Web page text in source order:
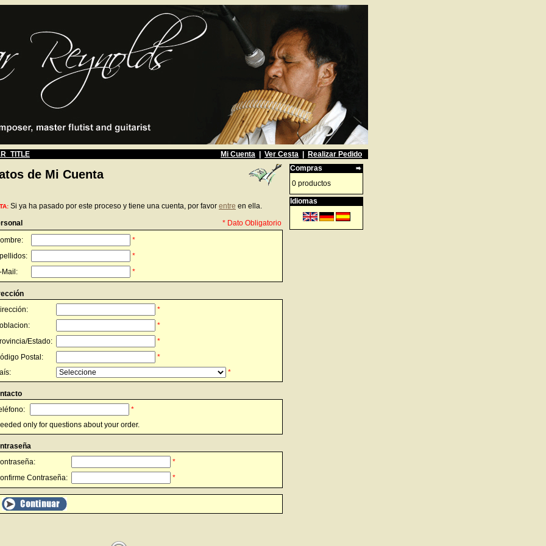
Mi Cuenta Ver Cesta
Realizar Pedido
de Mi Cuenta
Si ya ha pasado por este proceso y tiene una cuenta, por favor entre en ella.
* Dato Obligatorio
*
*
Mail:
*
*
*
Estado:
*
Postal:
*
*
*
only for questions about your order.
*
Contraseña:
*
Compras
0 productos
Idiomas